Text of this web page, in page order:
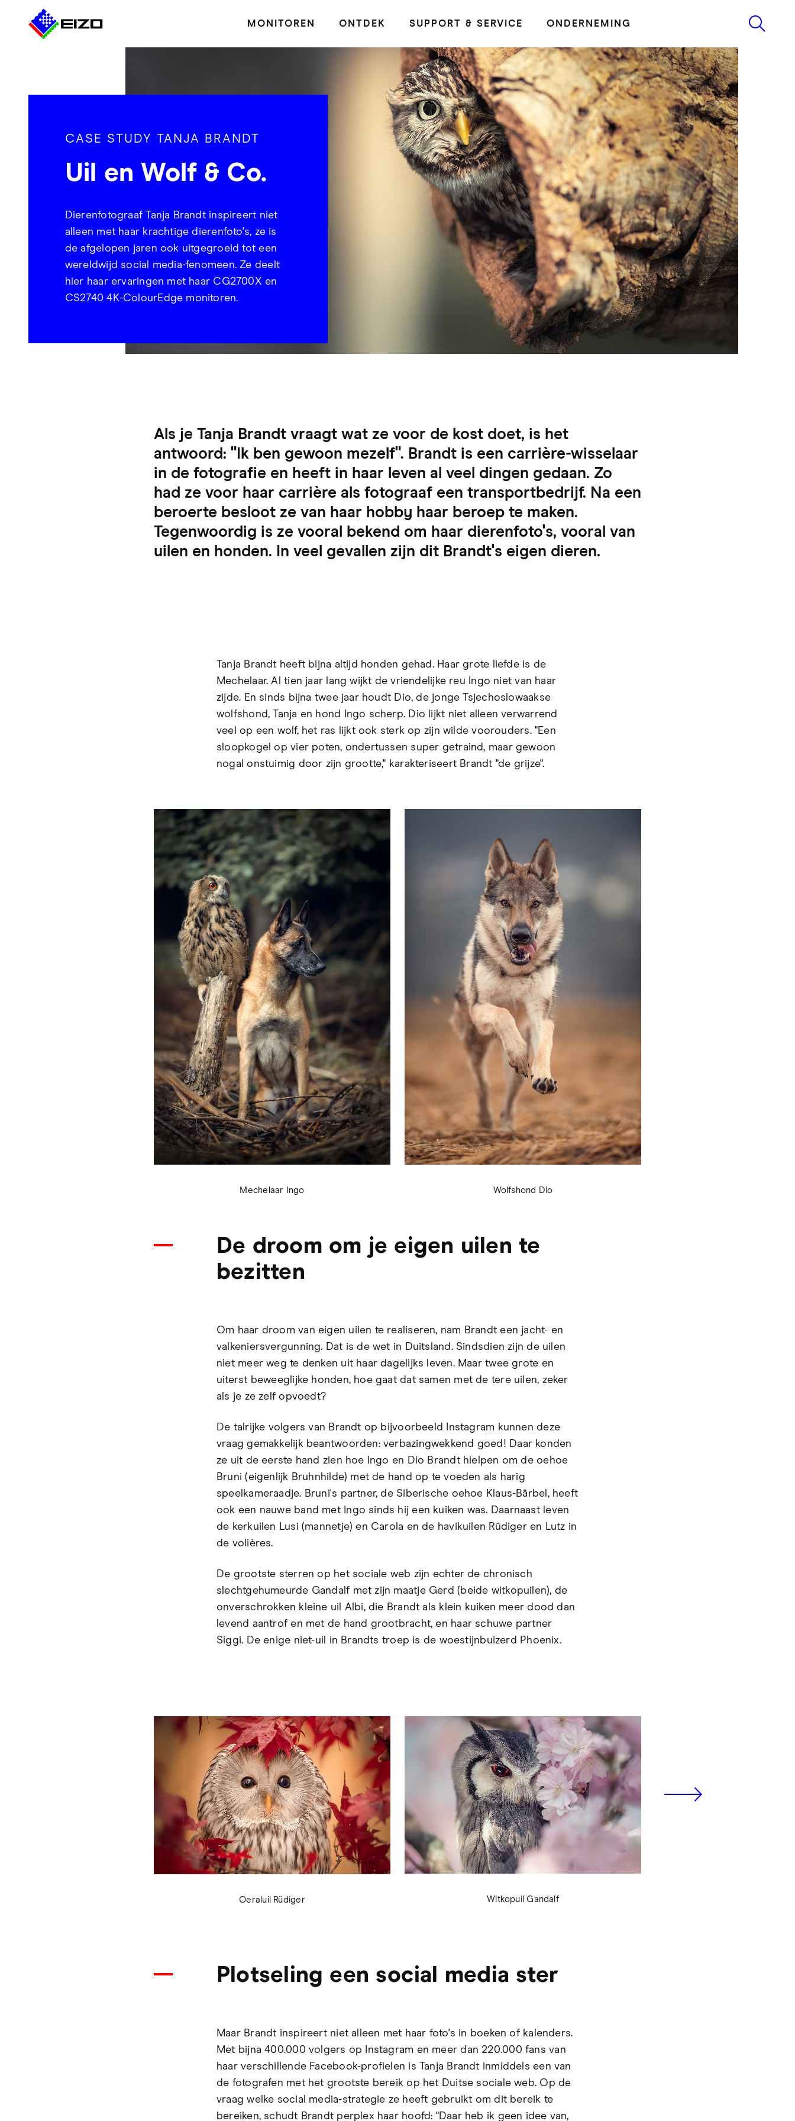
MONITOREN ONTDEK SUPPORT & SERVICE ONDERNEMING
CASE STUDY TANJA BRANDT
Uil en Wolf & Co.
Dierenfotograaf Tanja Brandt inspireert niet
alleen met haar krachtige dierenfoto's, ze is
de afgelopen jaren ook uitgegroeid tot een
wereldwijd social media-fenomeen. Ze deelt
hier haar ervaringen met haar CG2700X en
CS2740 4K-ColourEdge monitoren.
Als je Tanja Brandt vraagt wat ze voor de kost doet, is het
antwoord: "Ik ben gewoon mezelf". Brandt is een carrière-wisselaar
in de fotografie en heeft in haar leven al veel dingen gedaan. Zo
had ze voor haar carrière als fotograaf een transportbedrijf. Na een
beroerte besloot ze van haar hobby haar beroep te maken.
Tegenwoordig is ze vooral bekend om haar dierenfoto's, vooral van
uilen en honden. In veel gevallen zijn dit Brandt's eigen dieren.
Tanja Brandt heeft bijna altijd honden gehad. Haar grote liefde is de
Mechelaar. Al tien jaar lang wijkt de vriendelijke reu Ingo niet van haar
zijde. En sinds bijna twee jaar houdt Dio, de jonge Tsjechoslowaakse
wolfshond, Tanja en hond Ingo scherp. Dio lijkt niet alleen verwarrend
veel op een wolf, het ras lijkt ook sterk op zijn wilde voorouders. "Een
sloopkogel op vier poten, ondertussen super getraind, maar gewoon
nogal onstuimig door zijn grootte," karakteriseert Brandt "de grijze".
Mechelaar Ingo Wolfshond Dio
De droom om je eigen uilen te
bezitten
Om haar droom van eigen uilen te realiseren, nam Brandt een jacht- en
valkeniersvergunning. Dat is de wet in Duitsland. Sindsdien zijn de uilen
niet meer weg te denken uit haar dagelijks leven. Maar twee grote en
uiterst beweeglijke honden, hoe gaat dat samen met de tere uilen, zeker
als je ze zelf opvoedt?
De talrijke volgers van Brandt op bijvoorbeeld Instagram kunnen deze
vraag gemakkelijk beantwoorden: verbazingwekkend goed! Daar konden
ze uit de eerste hand zien hoe Ingo en Dio Brandt hielpen om de oehoe
Bruni (eigenlijk Bruhnhilde) met de hand op te voeden als harig
speelkameraadje. Bruni's partner, de Siberische oehoe Klaus-Bärbel, heeft
ook een nauwe band met Ingo sinds hij een kuiken was. Daarnaast leven
de kerkuilen Lusi (mannetje) en Carola en de havikuilen Rüdiger en Lutz in
de volières.
De grootste sterren op het sociale web zijn echter de chronisch
slechtgehumeurde Gandalf met zijn maatje Gerd (beide witkopuilen), de
onverschrokken kleine uil Albi, die Brandt als klein kuiken meer dood dan
levend aantrof en met de hand grootbracht, en haar schuwe partner
Siggi. De enige niet-uil in Brandts troep is de woestijnbuizerd Phoenix.
Oeraluil Rüdiger Witkopuil Gandalf
Plotseling een social media ster
Maar Brandt inspireert niet alleen met haar foto's in boeken of kalenders.
Met bijna 400.000 volgers op Instagram en meer dan 220.000 fans van
haar verschillende Facebook-profielen is Tanja Brandt inmiddels een van
de fotografen met het grootste bereik op het Duitse sociale web. Op de
vraag welke social media-strategie ze heeft gebruikt om dit bereik te
bereiken, schudt Brandt perplex haar hoofd: "Daar heb ik geen idee van,